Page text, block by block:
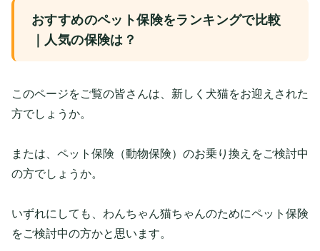
おすすめのペット保険をランキングで比較
｜人気の保険は？
このページをご覧の皆さんは、新しく犬猫をお迎えされた
方でしょうか。
または、ペット保険（動物保険）のお乗り換えをご検討中
の方でしょうか。
いずれにしても、わんちゃん猫ちゃんのためにペット保険
をご検討中の方かと思います。